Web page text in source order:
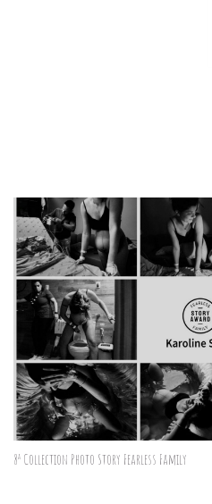
8ª Collection Photo Story Fearless Family